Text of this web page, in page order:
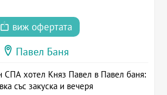
виж офертата
Павел Баня
СПА хотел Княз Павел в Павел баня:
със закуска и вечеря